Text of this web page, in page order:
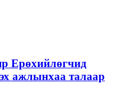
Ерөхийлөгчид
ажлынхаа талаар